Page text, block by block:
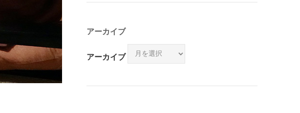
アーカイブ
アーカイブ